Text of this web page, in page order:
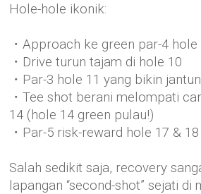
Hole-hole ikonik:
・Approach ke green par-4 hole
・Drive turun tajam di hole 10
・Par-3 hole 11 yang bikin
・Tee shot berani melompati
14 (hole 14 green pulau!)
・Par-5 risk-reward hole 17 & 18
Salah sedikit saja, recovery
lapangan “second-shot” sejati di